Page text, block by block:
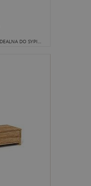
NISKA KOMODA Z SZUFLADAMI – IDEALNA DO SYPIALNI